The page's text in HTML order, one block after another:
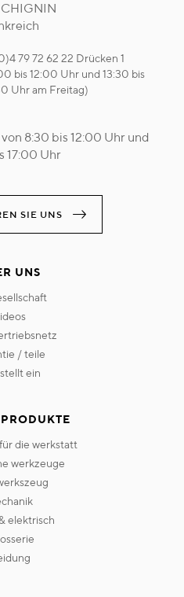
79 72 62 22 Drücken 1
bis 12:00 Uhr und 13:30 bis
Uhr am Freitag)
8:30 bis 12:00 Uhr und
17:00 Uhr
SIE UNS
UNS
videos
/ teile
stellt ein
die werkstatt
werkzeuge
elektrisch